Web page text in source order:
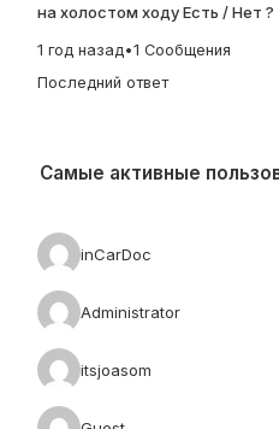
на холостом ходу Есть / Нет ?
1 год назад•1 Сообщения
Последний ответ
Самые активные
inCarDoc
Administrator
itsjoasom